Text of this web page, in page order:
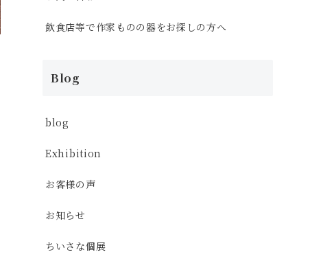
飲食店等で作家ものの器をお探しの方へ
Blog
blog
Exhibition
お客様の声
お知らせ
ちいさな個展